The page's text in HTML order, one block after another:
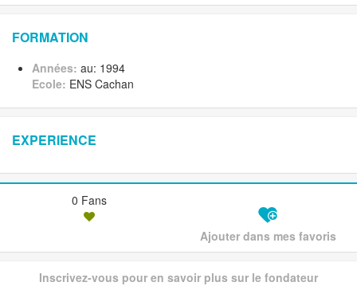
FORMATION
Années: au: 1994
Ecole: ENS Cachan
EXPERIENCE
0 Fans
Ajouter dans mes favoris
Inscrivez-vous pour en savoir plus sur le fondateur